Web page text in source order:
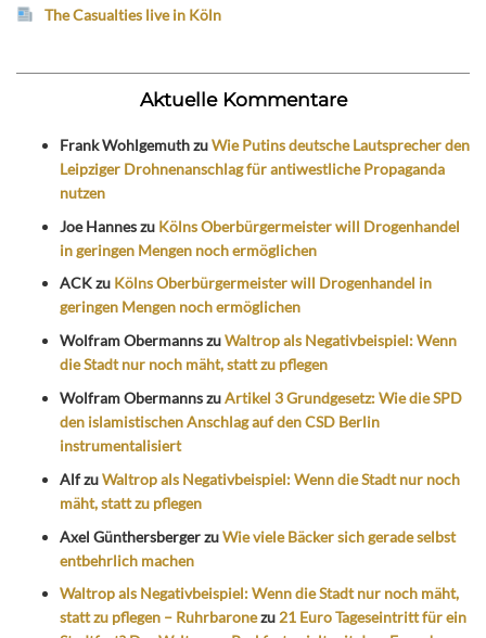
The Casualties live in Köln
Aktuelle Kommentare
Frank WohlgemuthzuWie Putins deutsche Lautsprecher den
Leipziger Drohnenanschlag für antiwestliche Propaganda
nutzen
Joe Hanneszu Kölns Oberbürgermeister will Drogenhandel
in geringen Mengen noch ermöglichen
ACKzu Kölns Oberbürgermeister will Drogenhandel in
geringen Mengen noch ermöglichen
Wolfram ObermannszuWaltrop als Negativbeispiel: Wenn
die Stadt nur noch mäht, statt zu pflegen
Wolfram ObermannszuArtikel 3 Grundgesetz: Wie die SPD
den islamistischen Anschlag auf den CSD Berlin
instrumentalisiert
AlfzuWaltrop als Negativbeispiel: Wenn die Stadt nur noch
mäht, statt zu pflegen
Axel GünthersbergerzuWie viele Bäcker sich gerade selbst
entbehrlich machen
Waltrop als Negativbeispiel: Wenn die Stadt nur noch mäht,
statt zu pflegen – Ruhrbaronezu 21 Euro Tageseintritt für ein